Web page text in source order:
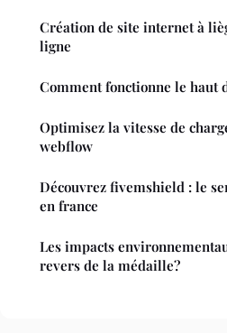
Création de site internet à
ligne
Comment fonctionne le haut
Optimisez la vitesse de
webflow
Découvrez fivemshield : le
en france
Les impacts
revers de la médaille?